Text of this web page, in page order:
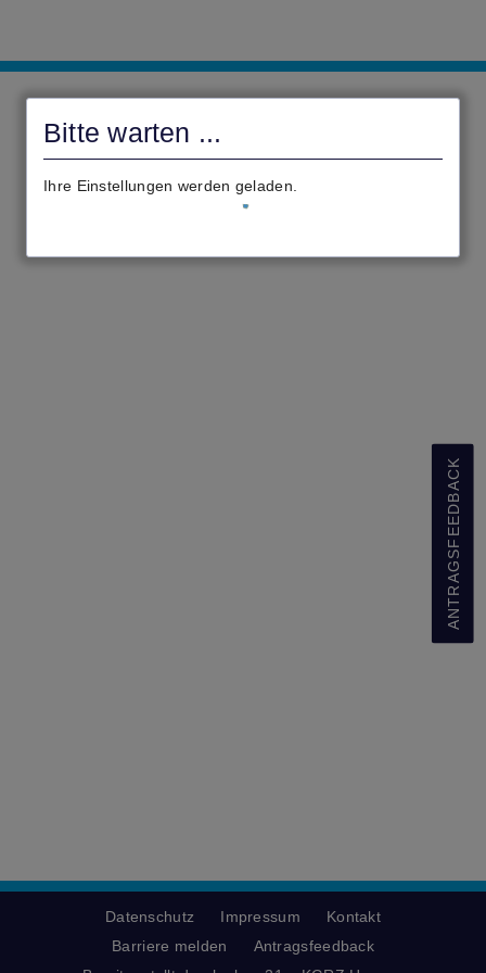
Bitte warten ...
Ihre Einstellungen werden geladen.
ANTRAGSFEEDBACK
Datenschutz Impressum
Kontakt
Barriere melden
Antragsfeedback